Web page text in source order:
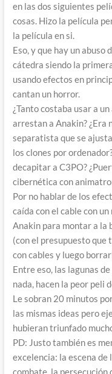
en las dos siguientes
cosas. Hizo la película
la película en si.
Eso, y que hay un abuso
cátedra siendo la
usando efectos en
cantan un horror.
¿Tanto costaba usar a
arrestan a Anakin? ¿Era
separatista que se
los clones por
decapitar a C3PO?
cibernética con
Por no hablar de los
caída con el cable con
Anakin para montar a la
(con el presupuesto que
con cables y luego
Entre eso, las lagunas
nada, hacen la peor peli
Le sobran 20 minutos
las mismas ideas pero
hubieran triunfado
PD: Justo también es
excelencia: la escena
combate, la persecución